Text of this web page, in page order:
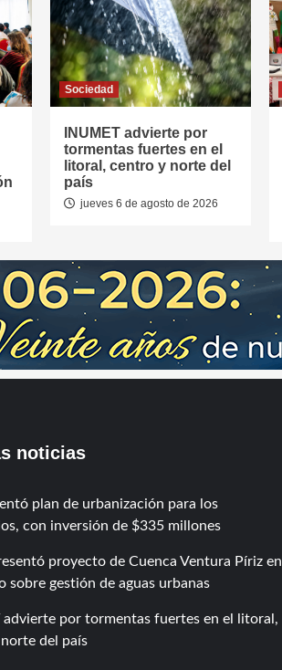
Sociedad
INUMET advierte por
tormentas fuertes en el
litoral, centro y norte del
país
jueves 6 de agosto de 2026
noticias
plan de urbanización para los
con inversión de $335 millones
proyecto de Cuenca Ventura Píriz en
sobre gestión de aguas urbanas
advierte por tormentas fuertes en el litoral,
del país